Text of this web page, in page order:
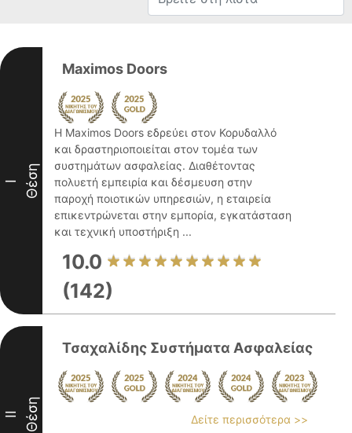
I Θέση
Maximos Doors
Η Maximos Doors εδρεύει στον Κορυδαλλό
και δραστηριοποιείται στον τομέα των
συστημάτων ασφαλείας. Διαθέτοντας
πολυετή εμπειρία και δέσμευση στην
παροχή ποιοτικών υπηρεσιών, η εταιρεία
επικεντρώνεται στην εμπορία, εγκατάσταση
και τεχνική υποστήριξη ...
10.0
(142)
II Θέση
Τσαχαλίδης Συστήματα Ασφαλείας
Δείτε περισσότερα >>